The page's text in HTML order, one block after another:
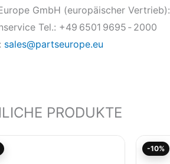
GmbH (europäischer Vertrieb):
Tel.: +49 6501 9695 ‑ 2000
sales@partseurope.eu
PRODUKTE
-10%